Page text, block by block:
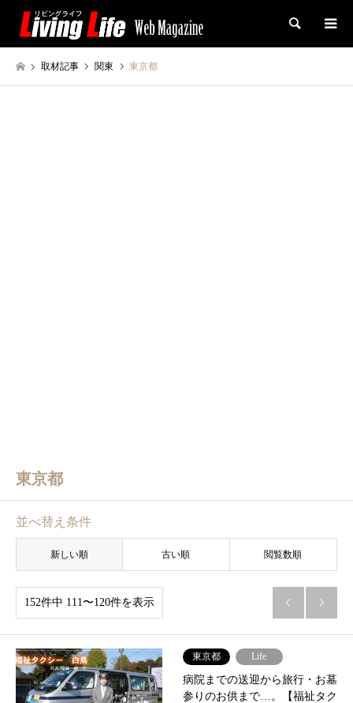
検索
取材記事 関東 東京都
東京都
並べ替え条件
新しい順 古い順 閲覧数順
152件中 111〜120件を表示  
東京都 Life
病院までの送迎から旅行・お墓
参りのお供まで…。【福祉タク